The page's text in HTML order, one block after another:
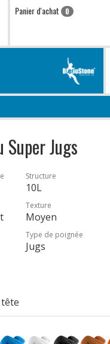
Panier d'achat 0
Super Jugs
Structure
10L
Texture
Moyen
Type de poignée
Jugs